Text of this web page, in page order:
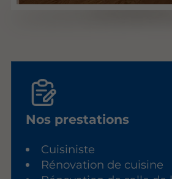
Nos prestations
Cuisiniste
Rénovation de cuisine